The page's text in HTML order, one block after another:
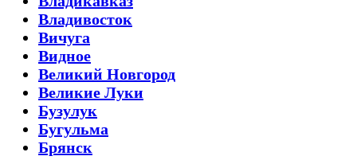
Владивосток
Вичуга
Видное
Великий Новгород
Великие Луки
Бузулук
Бугульма
Брянск